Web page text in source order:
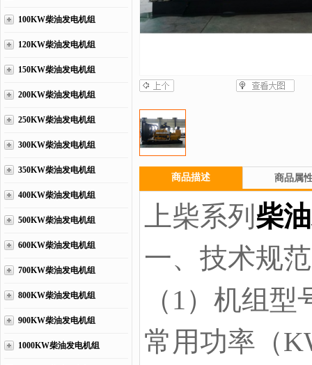
100KW柴油发电机组
120KW柴油发电机组
150KW柴油发电机组
200KW柴油发电机组
250KW柴油发电机组
300KW柴油发电机组
350KW柴油发电机组
400KW柴油发电机组
500KW柴油发电机组
600KW柴油发电机组
700KW柴油发电机组
800KW柴油发电机组
900KW柴油发电机组
1000KW柴油发电机组
商品描述 商品属
上柴系列 柴
一、技术规范
（1）机组型
常用功率（